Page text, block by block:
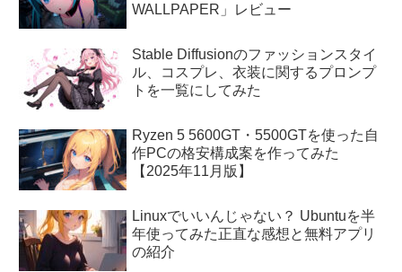
WALLPAPER」レビュー
Stable Diffusionのファッションスタイ
ル、コスプレ、衣装に関するプロンプ
トを一覧にしてみた
Ryzen 5 5600GT・5500GTを使った自
作PCの格安構成案を作ってみた
【2025年11月版】
Linuxでいいんじゃない？ Ubuntuを半
年使ってみた正直な感想と無料アプリ
の紹介